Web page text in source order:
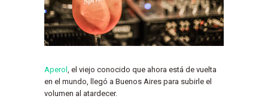
Aperol , el viejo conocido que ahora está de vuelta
en el mundo, llegó a Buenos Aires para subirle el
volumen al atardecer.